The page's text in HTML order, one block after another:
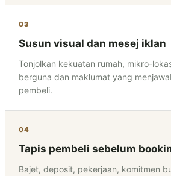
03
Susun visual dan mesej iklan
Tonjolkan kekuatan rumah, mikro-
berguna dan maklumat yang
pembeli.
04
Tapis pembeli sebelum
Bajet, deposit, pekerjaan, komitmen